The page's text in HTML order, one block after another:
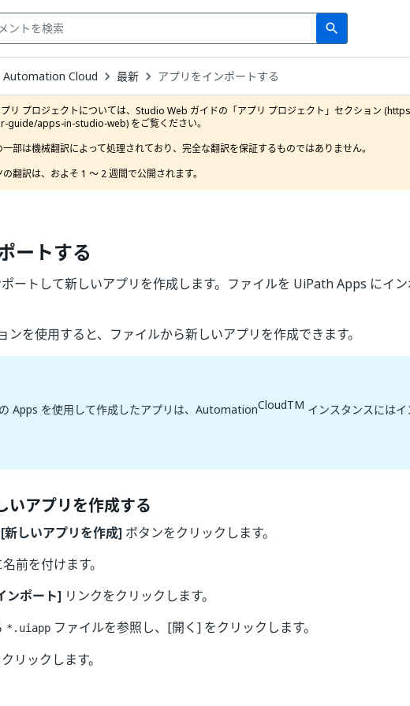
search
Search
Automation Cloud 最新 アプリをインポートする
リ プロジェクトについては、Studio Web ガイドの「アプリ プロジェクト」セクション
apps-in-studio-web) をご覧ください。
部は機械翻訳によって処理されており、完全な翻訳を保証するものではありません。
翻訳は、およそ 1 ～ 2 週間で公開されます。
ートする
ートして新しいアプリを作成します。ファイルを UiPath Apps にイ
ンを使用すると、ファイルから新しいアプリを作成できます。
Apps を使用して作成したアプリは、AutomationCloudTM インスタンスにはイ
いアプリを作成する
[新しいアプリを作成] ボタンをクリックします。
前を付けます。
ンポート] リンクをクリックします。
*.uiapp ファイルを参照し、[開く] をクリックします。
リックします。